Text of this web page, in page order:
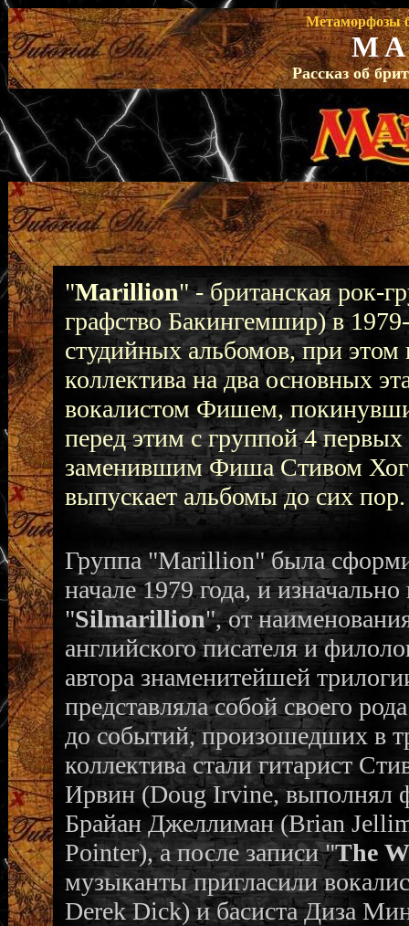
Метаморфозы
M
Рассказ об
"Marillion" - британская рок-
графство Бакингемшир) в
студийных альбомов, при этом
коллектива на два основных
вокалистом Фишем,
перед этим с группой 4
заменившим Фиша Стивом
выпускает альбомы до сих пор.
Группа "Marillion" была
начале 1979 года, и
"Silmarillion", от
английского писателя и
автора знаменитейшей
представляла собой своего
до событий, произошедших в
коллектива стали гитарист
Ирвин (Doug Irvine, выполнял
Брайан Джеллиман (Brian
Pointer), а после записи "The
музыканты пригласили
Derek Dick) и басиста Диза